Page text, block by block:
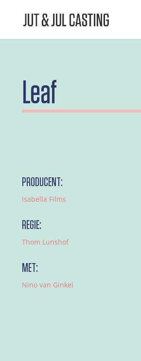
Leaf
PRODUCENT:
Isabella Films
REGIE:
Thom Lunshof
MET:
Nino van Ginkel